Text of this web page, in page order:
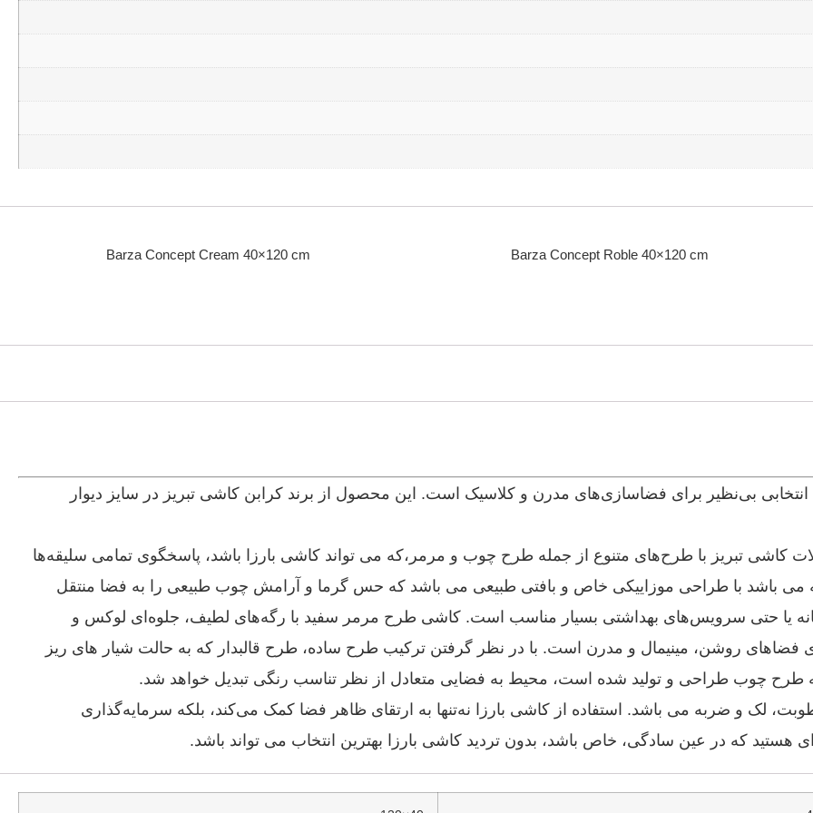
Barza Concept Roble 40×120 cm
Barza Concept Cream 40×120 cm
انتخابی بی‌نظیر برای فضاسازی‌های مدرن و کلاسیک است. این محصول از برند کرابن کاشی تبریز در سایز دیوار
کاشی تبریز با طرح‌های متنوع از جمله طرح چوب و مرمر،که می تواند کاشی بارزا باشد، پاسخگوی تمامی سلیقه‌ها
باشد با طراحی موزاییکی خاص و بافتی طبیعی می باشد که حس گرما و آرامش چوب طبیعی را به فضا منتقل
یا حتی سرویس‌های بهداشتی بسیار مناسب است. کاشی طرح مرمر سفید با رگه‌های لطیف، جلوه‌ای لوکس و
روشن، مینیمال و مدرن است. با در نظر گرفتن ترکیب طرح ساده، طرح قالبدار که به حالت شیار های ریز
چوب طراحی و تولید شده است، محیط به فضایی متعادل از نظر تناسب رنگی تبدیل خواهد شد.
لک و ضربه می باشد. استفاده از کاشی بارزا نه‌تنها به ارتقای ظاهر فضا کمک می‌کند، بلکه سرمایه‌گذاری
هستید که در عین سادگی، خاص باشد، بدون تردید کاشی بارزا بهترین انتخاب می تواند باشد.